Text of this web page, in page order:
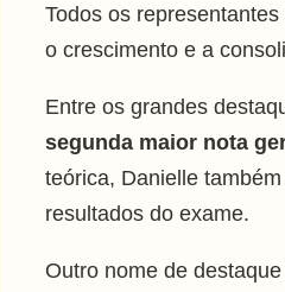
Todos os
o crescimento e a
Entre os grandes
segunda maior nota
teórica, Danielle
resultados do exame.
Outro nome de